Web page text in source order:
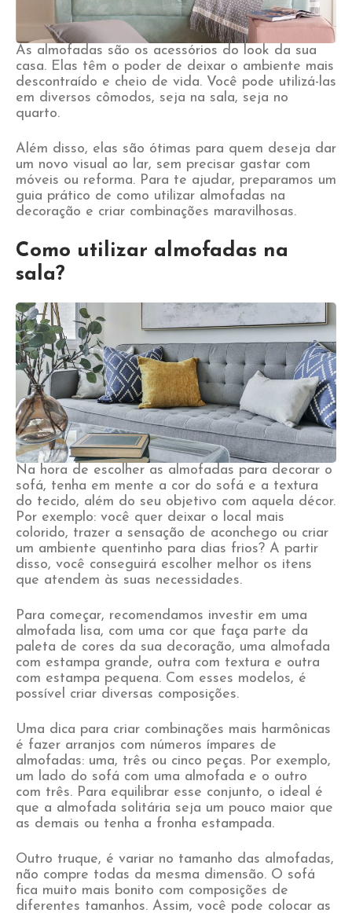
As almofadas são os acessórios do look da sua
casa. Elas têm o poder de deixar o ambiente mais
descontraído e cheio de vida. Você pode utilizá-las
em diversos cômodos, seja na sala, seja no
quarto.
Além disso, elas são ótimas para quem deseja dar
um novo visual ao lar, sem precisar gastar com
móveis ou reforma. Para te ajudar, preparamos um
guia prático de como utilizar almofadas na
decoração e criar combinações maravilhosas.
Como utilizar almofadas na
sala?
Na hora de escolher as almofadas para decorar o
sofá, tenha em mente a cor do sofá e a textura
do tecido, além do seu objetivo com aquela décor.
Por exemplo: você quer deixar o local mais
colorido, trazer a sensação de aconchego ou criar
um ambiente quentinho para dias frios? A partir
disso, você conseguirá escolher melhor os itens
que atendem às suas necessidades.
Para começar, recomendamos investir em uma
almofada lisa, com uma cor que faça parte da
paleta de cores da sua decoração, uma almofada
com estampa grande, outra com textura e outra
com estampa pequena. Com esses modelos, é
possível criar diversas composições.
Uma dica para criar combinações mais harmônicas
é fazer arranjos com números ímpares de
almofadas: uma, três ou cinco peças. Por exemplo,
um lado do sofá com uma almofada e o outro
com três. Para equilibrar esse conjunto, o ideal é
que a almofada solitária seja um pouco maior que
as demais ou tenha a fronha estampada.
Outro truque, é variar no tamanho das almofadas,
não compre todas da mesma dimensão. O sofá
fica muito mais bonito com composições de
diferentes tamanhos. Assim, você pode colocar as